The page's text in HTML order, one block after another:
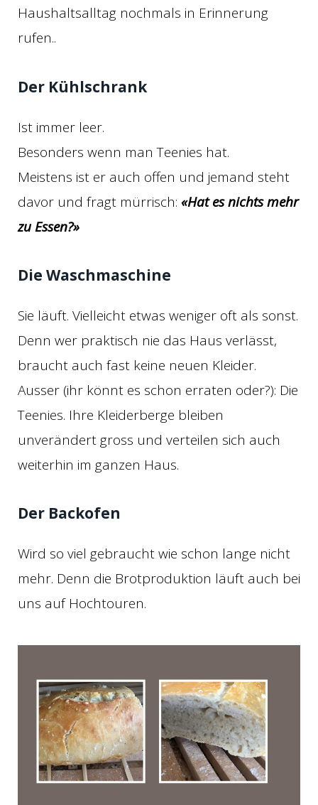
Haushaltsalltag nochmals in Erinnerung
rufen..
Der Kühlschrank
Ist immer leer.
Besonders wenn man Teenies hat.
Meistens ist er auch offen und jemand steht
davor und fragt mürrisch: «Hat es nichts mehr
zu Essen?»
Die Waschmaschine
Sie läuft. Vielleicht etwas weniger oft als sonst.
Denn wer praktisch nie das Haus verlässt,
braucht auch fast keine neuen Kleider.
Ausser (ihr könnt es schon erraten oder?): Die
Teenies. Ihre Kleiderberge bleiben
unverändert gross und verteilen sich auch
weiterhin im ganzen Haus.
Der Backofen
Wird so viel gebraucht wie schon lange nicht
mehr. Denn die Brotproduktion läuft auch bei
uns auf Hochtouren.